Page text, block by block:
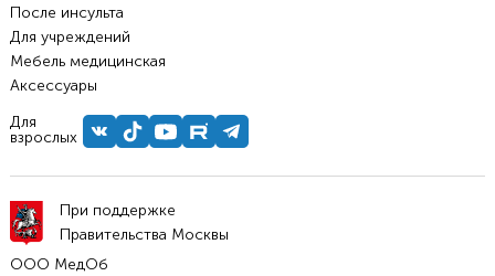
После инсульта
Для учреждений
Мебель медицинская
Аксессуары
Для
взрослых
При поддержке
Правительства Москвы
ООО МедОб